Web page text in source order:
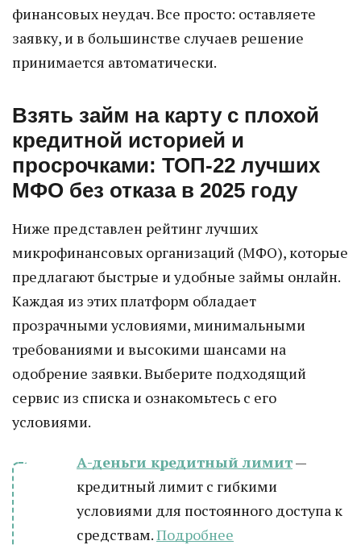
финансовых неудач. Все просто: оставляете
заявку, и в большинстве случаев решение
принимается автоматически.
Взять займ на карту с плохой
кредитной историей и
просрочками: ТОП-22 лучших
МФО без отказа в 2025 году
Ниже представлен рейтинг лучших
микрофинансовых организаций (МФО), которые
предлагают быстрые и удобные займы онлайн.
Каждая из этих платформ обладает
прозрачными условиями, минимальными
требованиями и высокими шансами на
одобрение заявки. Выберите подходящий
сервис из списка и ознакомьтесь с его
условиями.
А-деньги кредитный лимит—
кредитный лимит с гибкими
условиями для постоянного доступа к
средствам.Подробнее